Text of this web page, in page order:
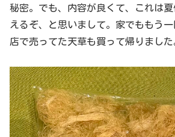
秘密。でも、内容が良くて、これは
えるぞ、と思いまして。家でももう
店で売ってた天草も買って帰りました